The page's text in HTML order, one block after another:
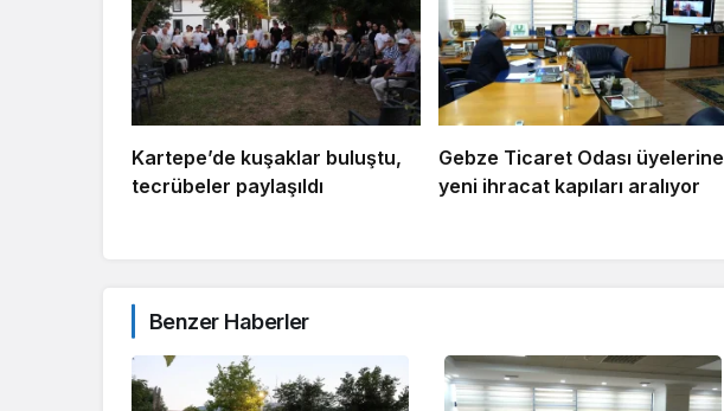
Kartepe’de kuşaklar buluştu,
tecrübeler paylaşıldı
Gebze Ticaret Odası üyelerine
yeni ihracat kapıları aralıyor
Benzer Haberler